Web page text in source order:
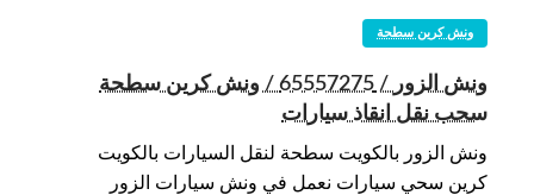
ونش كرين سطحة
ونش الزور / 65557275 / ونش كرين سطحة
سحب نقل انقاذ سيارات
ونش الزور بالكويت سطحة لنقل السيارات بالكويت
كرين سحي سيارات نعمل في ونش سيارات الزور